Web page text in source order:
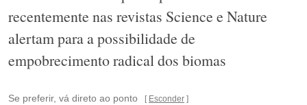
recentemente nas revistas Science e Nature
alertam para a possibilidade de
empobrecimento radical dos biomas
Se preferir, vá direto ao ponto Esconder